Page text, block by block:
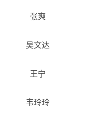
张爽
吴文达
王宁
韦玲玲